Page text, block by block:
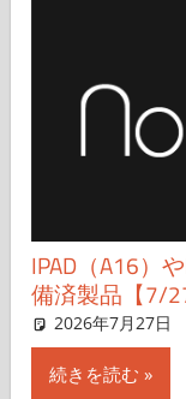
IPAD（A16）
備済製品【7/
2026年7月27日
続きを読む